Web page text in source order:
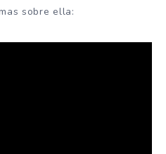
sobre ella: